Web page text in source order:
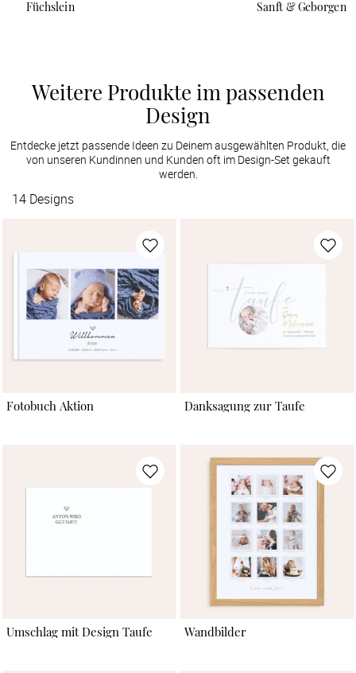
Füchslein Sanft & Geborgen
Weitere Produkte im passenden
Design
Entdecke jetzt passende Ideen zu Deinem ausgewählten Produkt, die
von unseren Kundinnen und Kunden oft im Design-Set gekauft
werden.
14 Designs
Fotobuch Aktion Danksagung zur Taufe
Umschlag mit Design Taufe Wandbilder